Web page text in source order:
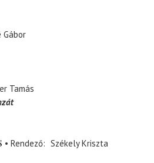
Gábor
Tamás
Rendező
Székely Kriszta